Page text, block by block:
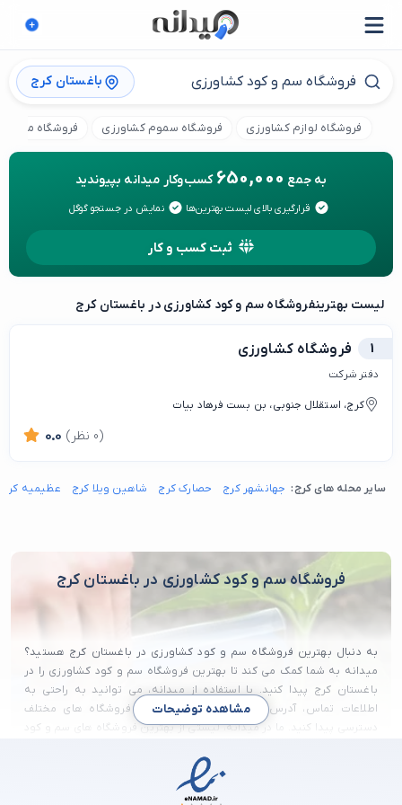
باغستان کرج
فروشگاه لوازم کشاورزی فروشگاه سموم کشاورزی فروشگاه
به جمع 650,000 کسب‌وکار میدانه بپیوندید
قرارگیری بالای لیست بهترین‌ها نمایش در جستجو گوگل
ثبت کسب و کار
لیست بهترینفروشگاه سم و کود کشاورزی در باغستان کرج
1 فروشگاه کشاورزی
دفتر شرکت
کرج، استقلال جنوبی، بن بست فرهاد بیات
0.0 (0 نظر)
سایر محله های کرج: جهانشهر کرج حصارک کرج شاهین ویلا کرج عظیمیه کرج
فروشگاه سم و کود کشاورزی در باغستان کرج
به دنبال بهترین فروشگاه سم و کود کشاورزی در باغستان کرج هستید؟
میدانه به شما کمک می کند تا بهترین فروشگاه سم و کود کشاورزی را در
باغستان کرج پیدا کنید. با استفاده از میدانه، می توانید به راحتی به
اطلاعات تماس، آدرس و نظرات مشتریان درباره فروشگاه های مختلف
دسترسی پیدا کنید. ما در میدانه، لیستی از بهترین فروشگاه های سم و کود
خاطر، بهترین انتخاب را داشته باشید.
از مناطقی که جدیدا مورد توجه مردم زیادی قرار گرفته است و افراد زیادی به
مشاهده توضیحات